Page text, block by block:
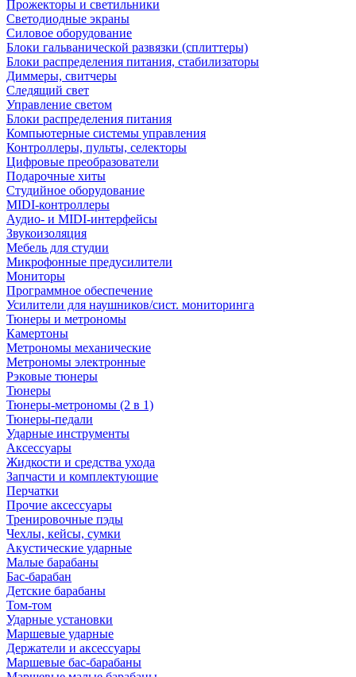
Прожекторы и светильники
Светодиодные экраны
Силовое оборудование
Блоки гальванической развязки (сплиттеры)
Блоки распределения питания, стабилизаторы
Диммеры, свитчеры
Следящий свет
Управление светом
Блоки распределения питания
Компьютерные системы управления
Контроллеры, пульты, селекторы
Цифровые преобразователи
Подарочные хиты
Студийное оборудование
MIDI-контроллеры
Аудио- и MIDI-интерфейсы
Звукоизоляция
Мебель для студии
Микрофонные предусилители
Мониторы
Программное обеспечение
Усилители для наушников/сист. мониторинга
Тюнеры и метрономы
Камертоны
Метрономы механические
Метрономы электронные
Рэковые тюнеры
Тюнеры
Тюнеры-метрономы (2 в 1)
Тюнеры-педали
Ударные инструменты
Аксессуары
Жидкости и средства ухода
Запчасти и комплектующие
Перчатки
Прочие аксессуары
Тренировочные пэды
Чехлы, кейсы, сумки
Акустические ударные
Mалые барабаны
Бас-барабан
Детские барабаны
Том-том
Ударные установки
Маршевые ударные
Держатели и аксессуары
Маршевые бас-барабаны